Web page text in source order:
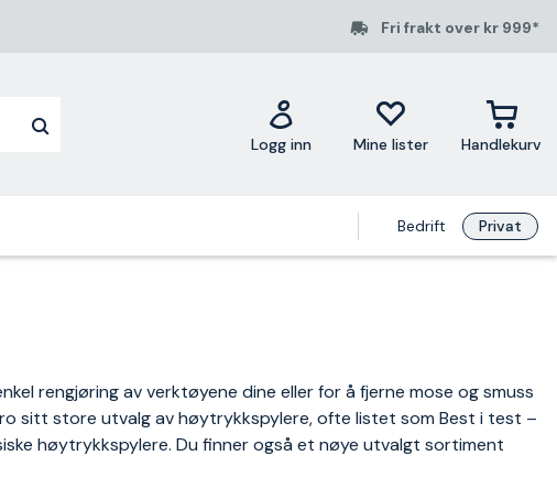
Fri frakt over kr 999*
Logg inn Mine lister Handlekurv
Bedrift Privat
rengjøring av verktøyene dine eller for å fjerne mose og smuss
sitt store utvalg av høytrykkspylere, ofte listet som Best i test –
høytrykkspylere. Du finner også et nøye utvalgt sortiment